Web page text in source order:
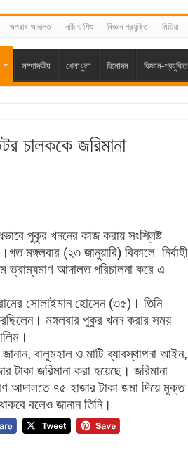
অপরাধ-আদালত নারী ও শিশু বিজ্ঞান-প্রযুক্তি মিডিয়া
সম্পাদকীয় খেলাধুলা বিনোদন বিজ্ঞান-প্রযুক্তি
চালককে জরিমানা
পুকুর খননের কাজ করায় সংশ্লিষ্ট
মঙ্গলবার (২৩ জানুয়ারি) বিকালে নির্বাহী
ভ্রাম্যমাণ আদালত পরিচালনা করে এ
সোলাইমান হোসেন (৩৫)। তিনি
মঙ্গলবার পুকুর খনন করার সময়
জানান, বালুমহাল ও মাটি ব্যাবস্থাপনা আইন,
টাকা জরিমানা করা হয়েছে। জরিমানা
আদালতে ৭৫ হাজার টাকা জমা দিয়ে মুক্ত
বলেও জানান তিনি।